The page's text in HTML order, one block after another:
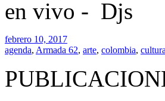
en vivo - Djs
febrero 10, 2017
agenda, Armada 62, arte, colombia, cultura